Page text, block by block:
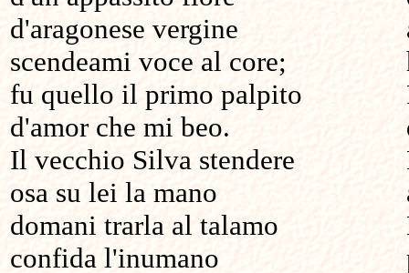
d'aragonese vergine
scendeami voce al core;
fu quello il primo palpito
d'amor che mi beo.
Il vecchio Silva stendere
osa su lei la mano
domani trarla al talamo
confida l'inumano